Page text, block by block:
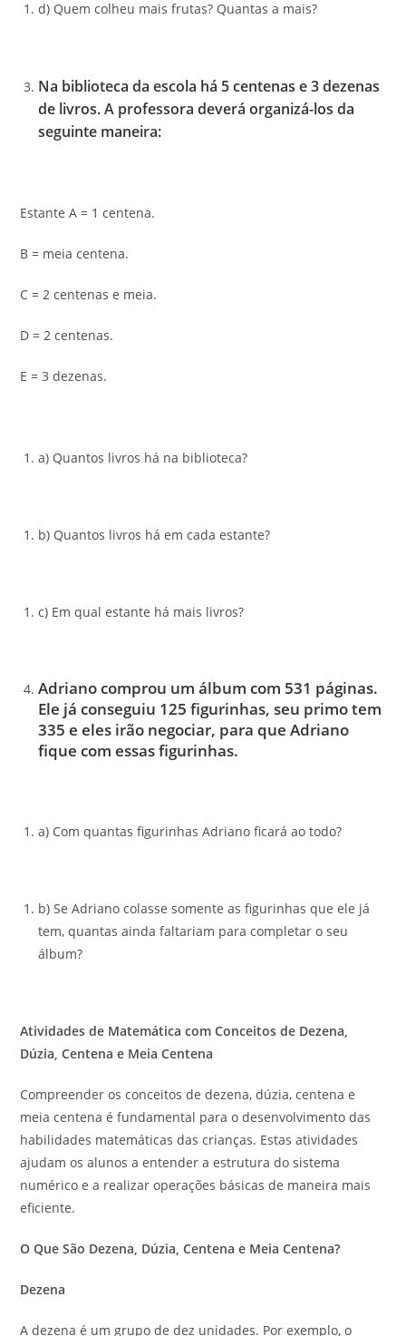
d) Quem colheu mais frutas? Quantas a mais?
Na biblioteca da escola há 5 centenas e 3 dezenas
de livros. A professora deverá organizá-los da
seguinte maneira:
Estante A = 1 centena.
B = meia centena.
C = 2 centenas e meia.
D = 2 centenas.
E = 3 dezenas.
a) Quantos livros há na biblioteca?
b) Quantos livros há em cada estante?
c) Em qual estante há mais livros?
Adriano comprou um álbum com 531 páginas.
Ele já conseguiu 125 figurinhas, seu primo tem
335 e eles irão negociar, para que Adriano
fique com essas figurinhas.
a) Com quantas figurinhas Adriano ficará ao todo?
b) Se Adriano colasse somente as figurinhas que ele já
tem, quantas ainda faltariam para completar o seu
álbum?
Atividades de Matemática com Conceitos de Dezena,
Dúzia, Centena e Meia Centena
Compreender os conceitos de dezena, dúzia, centena e
meia centena é fundamental para o desenvolvimento das
habilidades matemáticas das crianças. Estas atividades
ajudam os alunos a entender a estrutura do sistema
numérico e a realizar operações básicas de maneira mais
eficiente.
O Que São Dezena, Dúzia, Centena e Meia Centena?
Dezena
A dezena é um grupo de dez unidades. Por exemplo, o